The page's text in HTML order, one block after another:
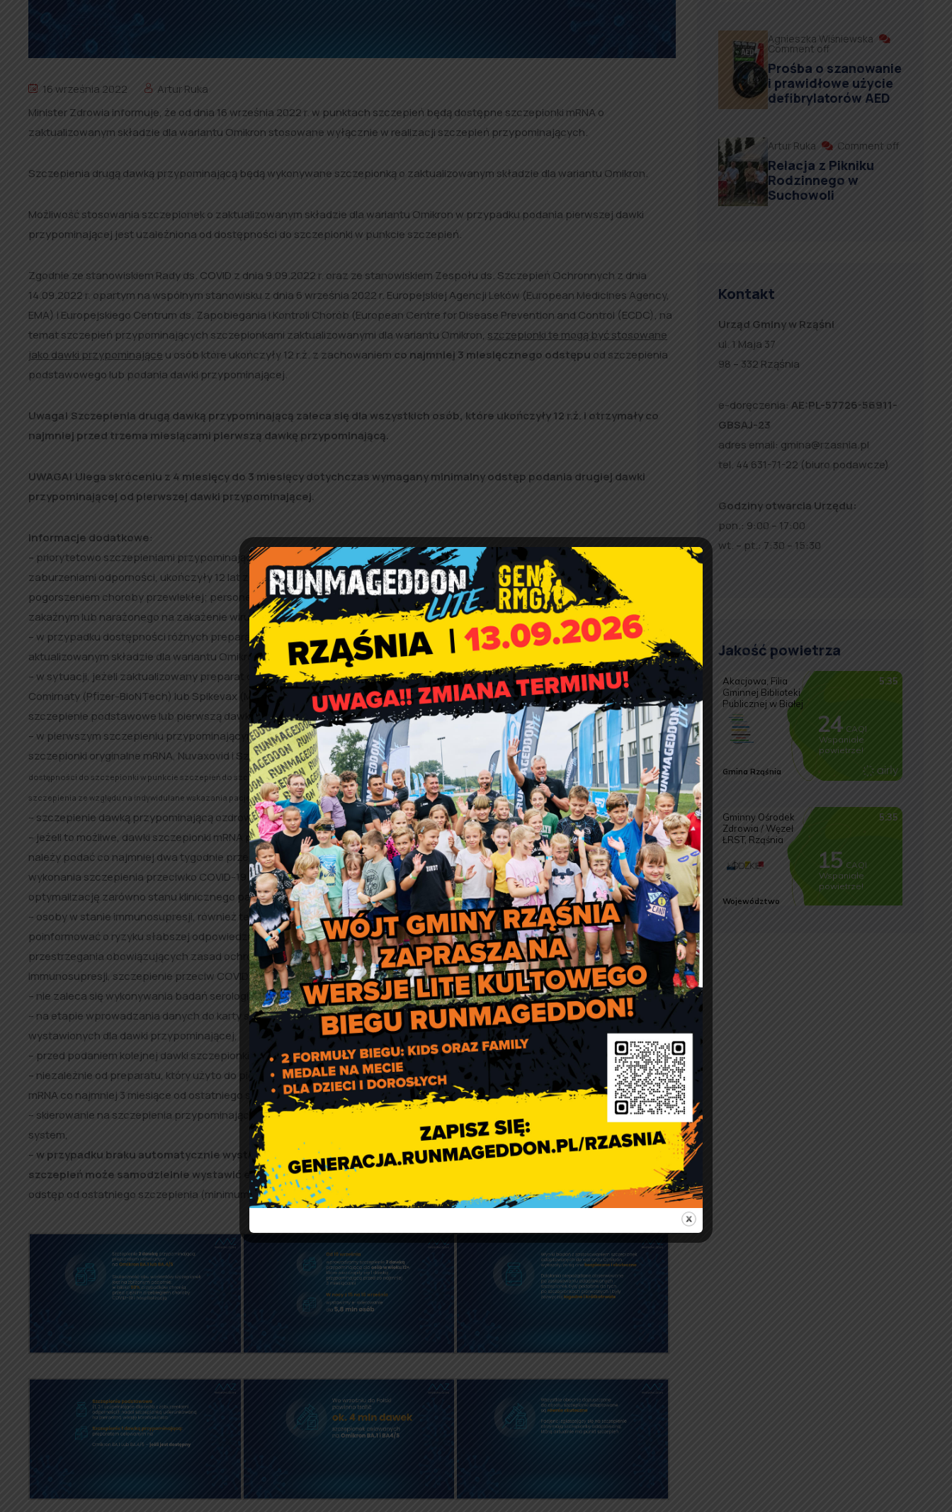
16 września 2022
Artur Ruka
Minister Zdrowia informuje, że od dnia 16 września 2022 r. w punktach szczepień będą dostępne szczepionki mRNA o
zaktualizowanym składzie dla wariantu Omikron stosowane wyłącznie w realizacji szczepień przypominających.
Szczepienia drugą dawką przypominającą będą wykonywane szczepionką o zaktualizowanym składzie dla wariantu Omikron.
Możliwość stosowania szczepionek o zaktualizowanym składzie dla wariantu Omikron w przypadku podania pierwszej dawki
przypominającej jest uzależniona od dostępności do szczepionki w punkcie szczepień.
Zgodnie ze stanowiskiem Rady ds. COVID z dnia 9.09.2022 r. oraz ze stanowiskiem Zespołu ds. Szczepień Ochronnych z dnia
14.09.2022 r. opartym na wspólnym stanowisku z dnia 6 września 2022 r. Europejskiej Agencji Leków (European Medicines Agency,
EMA) i Europejskiego Centrum ds. Zapobiegania i Kontroli Chorób (European Centre for Disease Prevention and Control (ECDC), na
temat szczepień przypominających szczepionkami zaktualizowanymi dla wariantu Omikron, szczepionki te mogą być stosowane
jako dawki przypominające u osób które ukończyły 12 r.ż. z zachowaniem co najmniej 3 miesięcznego odstępu od szczepienia
podstawowego lub podania dawki przypominającej.
Uwaga! Szczepienia drugą dawką przypominającą zaleca się dla wszystkich osób, które ukończyły 12 r.ż. i otrzymały co
najmniej przed trzema miesiącami pierwszą dawkę przypominającą.
UWAGA! Ulega skróceniu z 4 miesięcy do 3 miesięcy dotychczas wymagany minimalny odstęp podania drugiej dawki
przypominającej od pierwszej dawki przypominającej.
Informacje dodatkowe:
– priorytetowo szczepieniami przypominającymi powinny być objęte osoby: które ukończyły 60 lat, ukończyły 12 lat z
zaburzeniami odporności, ukończyły 12 lat z chorobami przewlekłymi obarczonych ryzykiem ciężkiego przebiegu COVID-19 lub
pogorszeniem choroby przewlekłej; personelu medycznego mającego bezpośredni kontakt z pacjentami lub materiałem
zakaźnym lub narażonego na zakażenie wirusem SARS-CoV-2,
– w przypadku dostępności różnych preparatów mRNA, jako dawka przypominająca powinna być wybrana szczepionka o
aktualizowanym składzie dla wariantu Omikron,
– w sytuacji, jeżeli zaktualizowany preparat do szczepień przypominjących jest niedostępny należy użyć szczepionkę oryginalną
Comirnaty (Pfizer-BioNTech) lub Spikevax (Moderna) w połowie dawki, wybierając preferencyjnie preparat, którym zrealizowano
szczepienie podstawowe lub pierwszą dawkę przypominającą,
– w pierwszym szczepieniu przypominającym mogą być wykorzystywane szczepionki
zaktualizowane z wariantem Omikron*, jak i
szczepionki oryginalne mRNA, Nuvaxovid i Szczepionka COVID-19 Vaccine Janssen (Janssen-Cilag International NV)(*w przypadku
dostępności do szczepionki w punkcie szczepień do szczepień pierwszą dawką przypominającą, **zalecane podanie w przypadku konieczności kontynuacji
szczepienia ze względu na indywidulane wskazania pacjenta),
– szczepienie dawką przypominającą ozdrowieńców należy realizować w odstępie co najmniej 3 miesięcy od infekcji SARS-CoV-2,
– jeżeli to możliwe, dawki szczepionki mRNA przeciw COVID-19 (zarówno szczepienia podstawowego jak i dawki przypominającej)
należy podać co najmniej dwa tygodnie przed rozpoczęciem lub wznowieniem leczenia immunosupresyjnego, przy czym termin
wykonania szczepienia przeciwko COVID-19 powinien uwzględniać aktualne lub planowane leczenie immunosupresyjne, a także
optymalizację zarówno stanu klinicznego pacjenta, jak i odpowiedzi na szczepionkę,
– osoby w stanie immunosupresji, również te, które otrzymały łącznie 5 dawek szczepionki mRNA przeciwko COVID-19, należy
poinformować o ryzyku słabszej odpowiedzi immunologicznej na szczepienie, a tym samym konieczności dalszego
przestrzegania obowiązujących zasad ochrony przed COVID-19. W celu zapewnienia dodatkowej ochrony pacjentom w stanie
immunosupresji, szczepienie przeciw COVID-19 należy rekomendować osobom z ich bliskiego otoczenia (strategia kokonowa),
– nie zaleca się wykonywania badań serologicznych w celu oceny odpowiedzi na szczepienie,
– na etapie wprowadzania danych do karty szczepień należy bezwzględnie przestrzegać zachowania procedury dla skierowań
wystawionych dla dawki przypominającej,
– przed podaniem kolejnej dawki szczepionki należy bezwzględnie potwierdzić aktualny stan zaszczepienia pacjenta,
– niezależnie od preparatu, który użyto do pierwszego szczepienia przypominającego, należy podać kolejną dawkę szczepionki
mRNA co najmniej 3 miesiące od ostatniego szczepienia,
– skierowanie na szczepienia przypominające są wystawiane z zachowaniem odstępu (minimum 90 dni) automatycznie przez
system,
– w przypadku braku automatycznie wystawionego e-skierowania na szczepienie przypominające lekarz w punkcie
szczepień może samodzielnie wystawić e-skierowanie na szczepienie osobom uprawnionym do szczepienia
oceniając
odstęp od ostatniego szczepienia (minimum 90 dni) oraz wiek pacjenta.
Agnieszka Wiśniewska
Comment off
Prośba o szanowanie
i prawidłowe użycie
defibrylatorów AED
Artur Ruka Comment off
Relacja z Pikniku
Rodzinnego w
Suchowoli
Kontakt
Urząd Gminy w Rząśni
ul. 1 Maja 37
98 – 332 Rząśnia
e-doręczenia: AE:PL-57726-56911-
GBSAJ-23
adres email: gmina@rzasnia.pl
tel. 44 631-71-22 (biuro podawcze)
Godziny otwarcia Urzędu:
pon.: 9:00 – 17:00
wt. – pt.: 7:30 – 15:30
Jakość powietrza